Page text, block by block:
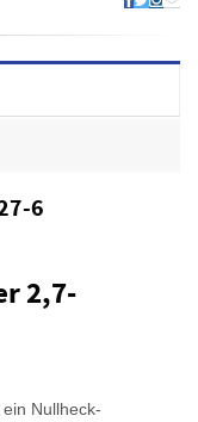
6
2,7-
Nullheck-